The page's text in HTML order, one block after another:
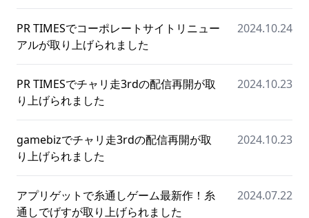
PR TIMESでコーポレートサイトリニュー
アルが取り上げられました
2024.10.24
PR TIMESでチャリ走3rdの配信再開が取
り上げられました
2024.10.23
gamebizでチャリ走3rdの配信再開が取
り上げられました
2024.10.23
アプリゲットで糸通しゲーム最新作！糸
通しでげすが取り上げられました
2024.07.22